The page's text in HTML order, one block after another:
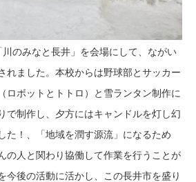
のみなと長井」を会場にして、ながい
れました。本校からは野球部とサッカー
ロボットとトトロ）と雪ランタン制作に
で制作し、夕方にはキャンドルを灯し幻
た！、「地域を潤す源流」になるため
の人と関わり協働して作業を行うことが
今後の活動に活かし、この長井市を盛り